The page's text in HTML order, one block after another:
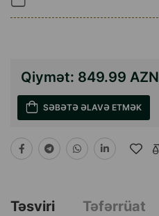
Qiymət: 849.99 AZN
SƏBƏTƏ ƏLAVƏ ETMƏK
Təsviri
Təfərrüat